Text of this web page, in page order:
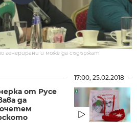
и може да съдържат
от Русе
да
17:00, 25.02.2018